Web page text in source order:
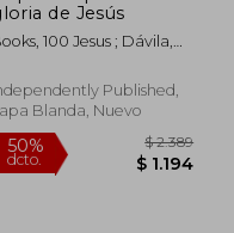
de Jesús
100 Jesus ; Dávila,
Published,
Blanda, Nuevo